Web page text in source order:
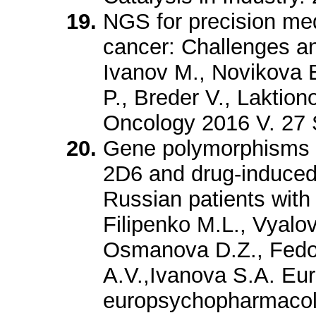
NGS for precision
cancer: Challenges
Ivanov M., Novikova
P., Breder V.,
Oncology 2016 V. 27
Gene
2D6 and drug-
Russian patients
Filipenko M.L.,
Osmanova D.Z.,
A.V.,Ivanova S.A.